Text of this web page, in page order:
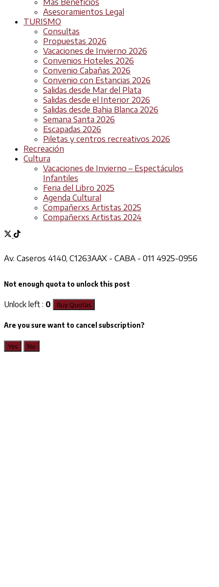
Asesoramientos Legal
TURISMO
Consultas
Propuestas 2026
Vacaciones de Invierno 2026
Convenios Hoteles 2026
Convenio Cabañas 2026
Convenio con Estancias 2026
Salidas desde Mar del Plata
Salidas desde el Interior 2026
Salidas desde Bahia Blanca 2026
Semana Santa 2026
Escapadas 2026
Piletas y centros recreativos 2026
Recreación
Cultura
Vacaciones de Invierno – Espectáculos
Infantiles
Feria del Libro 2025
Agenda Cultural
Compañerxs Artistas 2025
Compañerxs Artistas 2024
Av. Caseros 4140, C1263AAX - CABA - 011 4925-0956
Not enough quota to unlock this post
Unlock left : 0 Buy Quotas
Are you sure want to cancel subscription?
Yes No